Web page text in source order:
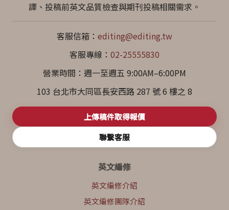
譯、投稿前英文品質檢查與期刊投稿相關需求。
客服信箱： editing@editing.tw
客服專線： 02-25555830
營業時間：週一至週五 9:00AM–6:00PM
103 台北市大同區長安西路 287 號 6 樓之 8
上傳稿件取得報價
聯繫客服
英文編修
英文編修介紹
英文編修團隊介紹